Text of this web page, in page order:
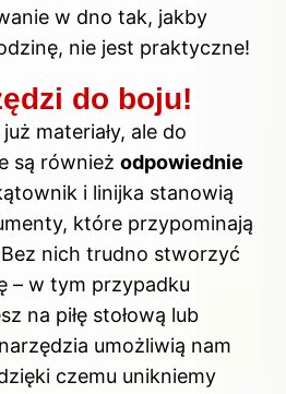
w dno tak, jakby
nie jest praktyczne!
do boju!
materiały, ale do
są również odpowiednie
i linijka stanowią
które przypominają
nich trudno stworzyć
– w tym przypadku
na piłę stołową lub
umożliwią nam
czemu unikniemy